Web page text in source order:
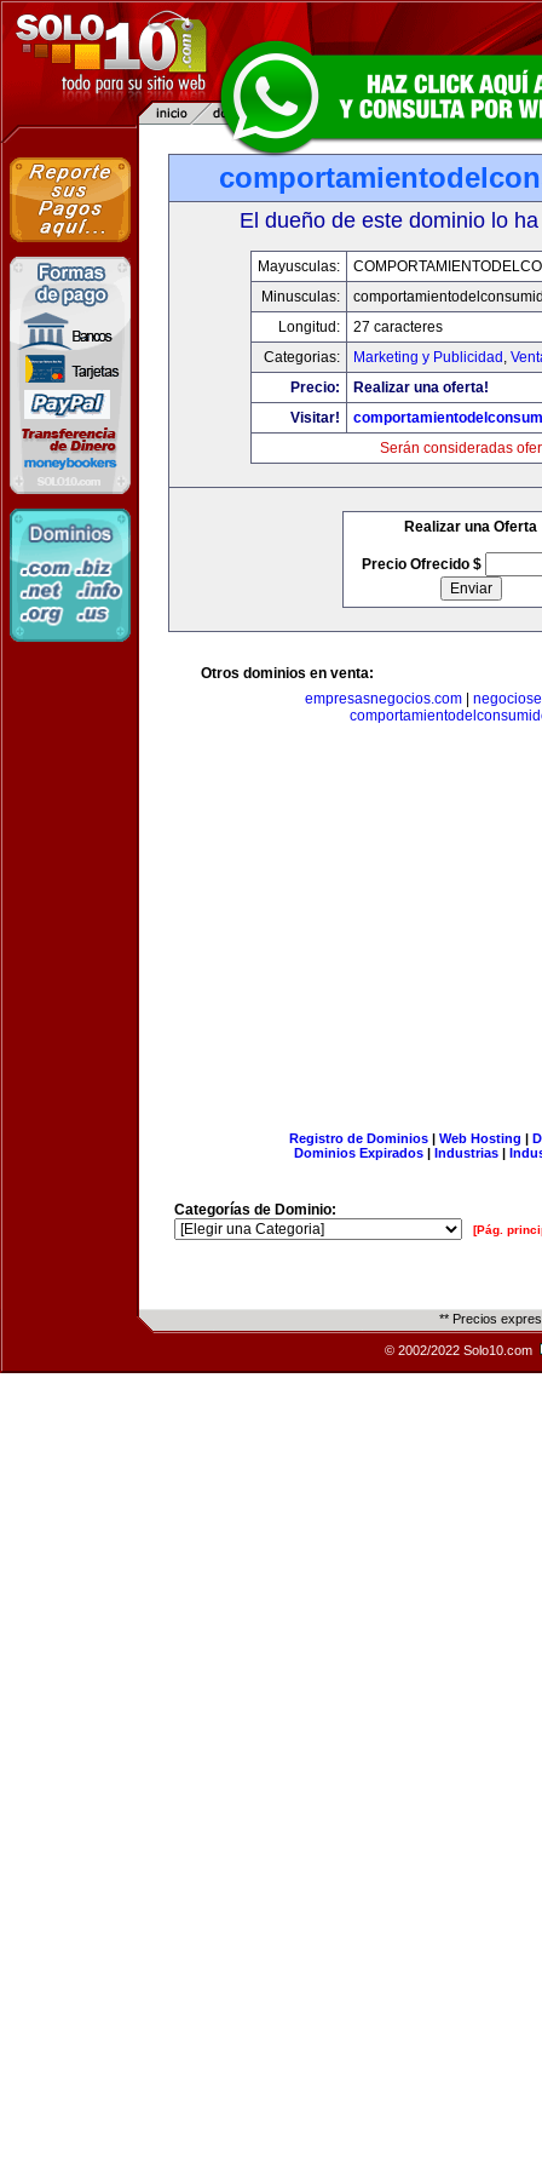
El dueño de este dominio lo
Mayusculas:
Minusculas:
Longitud:
27 caracteres
Categorias:
Marketing y Publicidad ,
Precio:
Realizar una oferta!
Visitar!
Serán consideradas
Realizar una Oferta
Precio Ofrecido $
Otros dominios en venta:
empresasnegocios.com|
Registro de Dominios| Web Hosting |
Dominios Expirados | Industrias |
Categorías de Dominio:
[Pág.
** Precios
© 2002/2022 Solo10.com